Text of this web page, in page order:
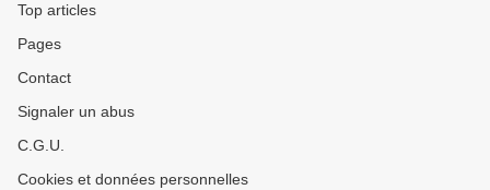
Top articles
Pages
Contact
Signaler un abus
C.G.U.
Cookies et données personnelles